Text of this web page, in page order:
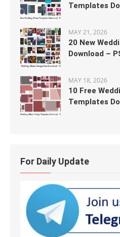
Templates
MAY 21, 2026
20 New
Download –
MAY 18, 2026
10 Free
Templates
For Daily Update